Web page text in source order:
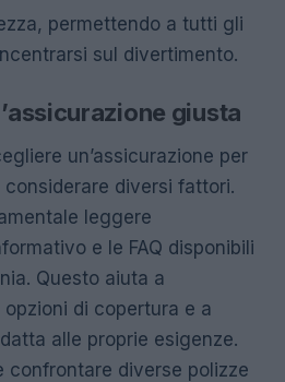
permettendo a tutti gli
sul divertimento.
giusta
un’assicurazione per
diversi fattori.
leggere
e le FAQ disponibili
Questo aiuta a
di copertura e a
alle proprie esigenze.
confrontare diverse polizze